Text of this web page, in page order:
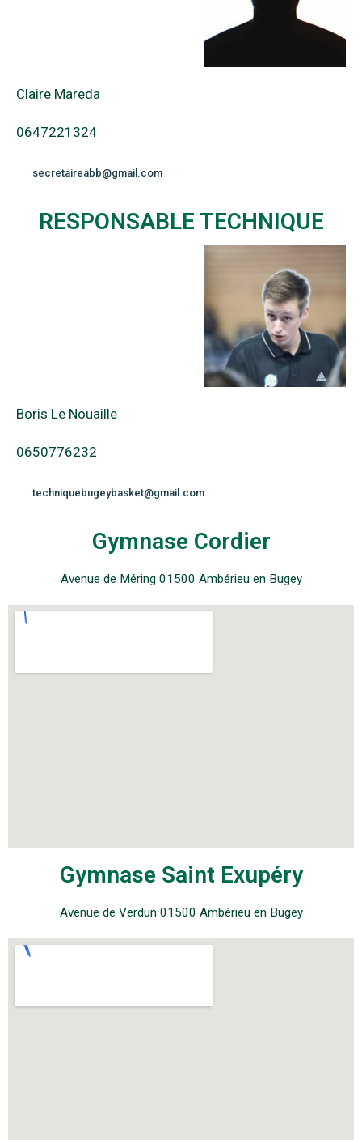
Claire Mareda
0647221324
secretaireabb@gmail.com
RESPONSABLE TECHNIQUE
Boris Le Nouaille
0650776232
techniquebugeybasket@gmail.com
Gymnase Cordier
Avenue de Méring 01500 Ambérieu en Bugey
Gymnase Saint Exupéry
Avenue de Verdun 01500 Ambérieu en Bugey